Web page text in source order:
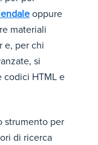
oppure
materiali
e, per chi
si
codici HTML e
strumento per
di ricerca